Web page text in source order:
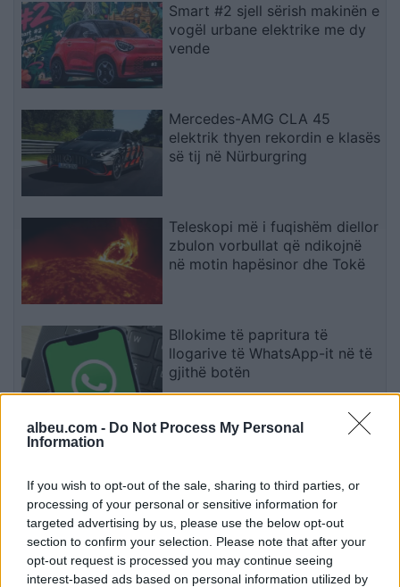
albeu.com - Do Not Process My Personal
Information
If you wish to opt-out of the sale, sharing to third parties, or
processing of your personal or sensitive information for
targeted advertising by us, please use the below opt-out
section to confirm your selection. Please note that after your
opt-out request is processed you may continue seeing
interest-based ads based on personal information utilized by
Smart #2 sjell sërish makinën e
vogël urbane elektrike me dy
vende
Mercedes-AMG CLA 45
elektrik thyen rekordin e klasës
së tij në Nürburgring
Teleskopi më i fuqishëm diellor
zbulon vorbullat që ndikojnë
në motin hapësinor dhe Tokë
Bllokime të papritura të
llogarive të WhatsApp-it në të
gjithë botën
të IA-së: “Mund të dalë jashtë
kontrollit